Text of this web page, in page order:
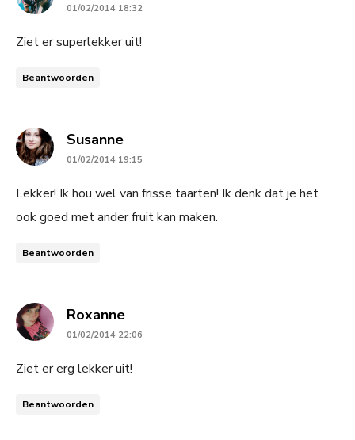
01/02/2014 18:32
Ziet er superlekker uit!
Beantwoorden
Susannesays:
01/02/2014 19:15
Lekker! Ik hou wel van frisse taarten! Ik denk dat je het
ook goed met ander fruit kan maken.
Beantwoorden
Roxannesays:
01/02/2014 22:06
Ziet er erg lekker uit!
Beantwoorden